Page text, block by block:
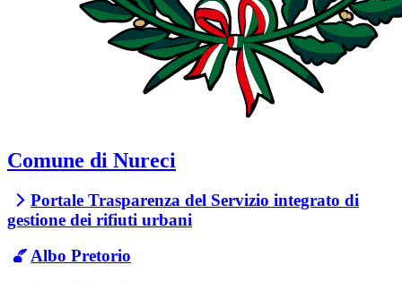
Comune di Nureci
Portale Trasparenza del Servizio integrato di
gestione dei rifiuti urbani
Albo Pretorio